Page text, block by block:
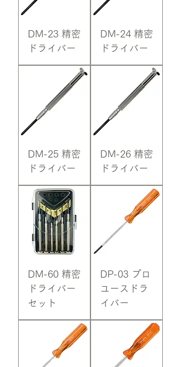
DM-23 精密
ドライバー
DM-24 精密
ドライバー
DM-25 精密
ドライバー
DM-26 精密
ドライバー
DM-60 精密
ドライバー
セット
DP-03 プロ
ユースドラ
イバー